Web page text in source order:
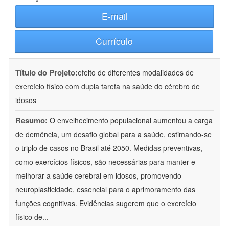
E-mail
Currículo
Título do Projeto:efeito de diferentes modalidades de
exercício físico com dupla tarefa na saúde do cérebro de
idosos
Resumo: O envelhecimento populacional aumentou a carga
de demência, um desafio global para a saúde, estimando-se
o triplo de casos no Brasil até 2050. Medidas preventivas,
como exercícios físicos, são necessárias para manter e
melhorar a saúde cerebral em idosos, promovendo
neuroplasticidade, essencial para o aprimoramento das
funções cognitivas. Evidências sugerem que o exercício
físico de...